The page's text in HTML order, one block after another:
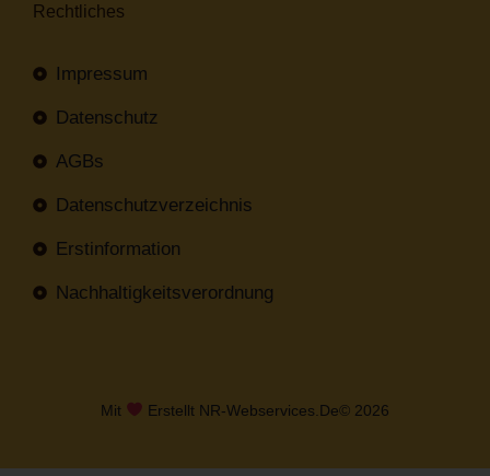
Rechtliches
Impressum
Datenschutz
AGBs
Datenschutzverzeichnis
Erstinformation
Nachhaltigkeitsverordnung
Mit Erstellt NR-Webservices.de© 2026